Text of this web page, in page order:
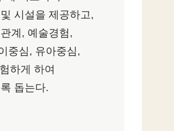
시설을 제공하고,
계, 예술경험,
중심, 유아중심,
하게 하여
돕는다.